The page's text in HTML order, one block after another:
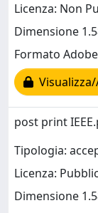
Licenza: Non
Dimensione
Formato
post print
Tipologia:
Licenza:
Dimensione